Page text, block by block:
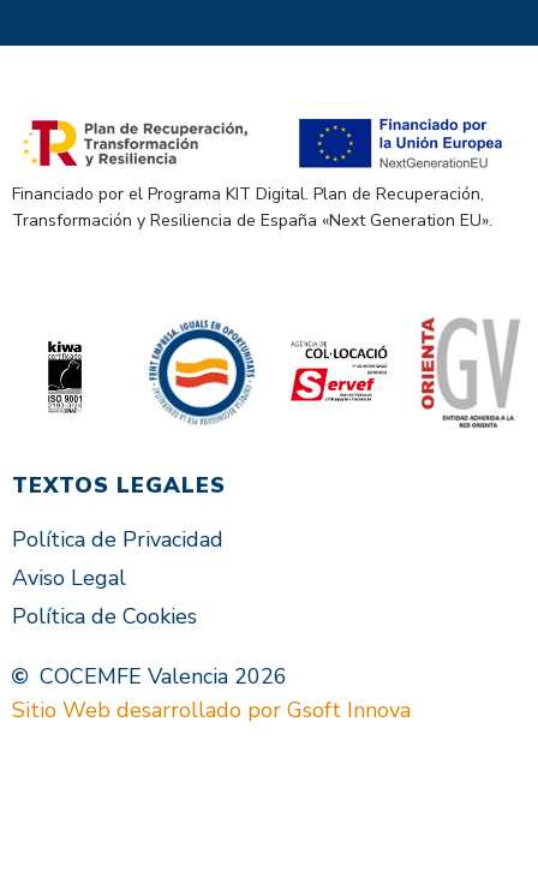
Financiado por el Programa KIT Digital. Plan de Recuperación,
Transformación y Resiliencia de España «Next Generation EU».
TEXTOS LEGALES
Política de Privacidad
Aviso Legal
Política de Cookies
COCEMFE Valencia 2026
Sitio Web desarrollado por Gsoft Innova